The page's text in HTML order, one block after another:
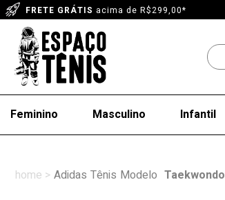
FRETE GRÁTIS acima de R$299,00*
Feminino Masculino Infantil
Adidas Tênis Modelo Taekwondo